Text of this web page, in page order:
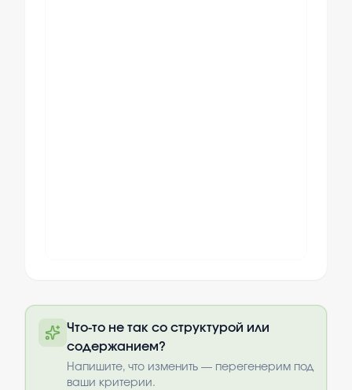
оплаты
Что-то не так со структурой или
содержанием?
Напишите, что изменить — перегенерим под
ваши критерии.